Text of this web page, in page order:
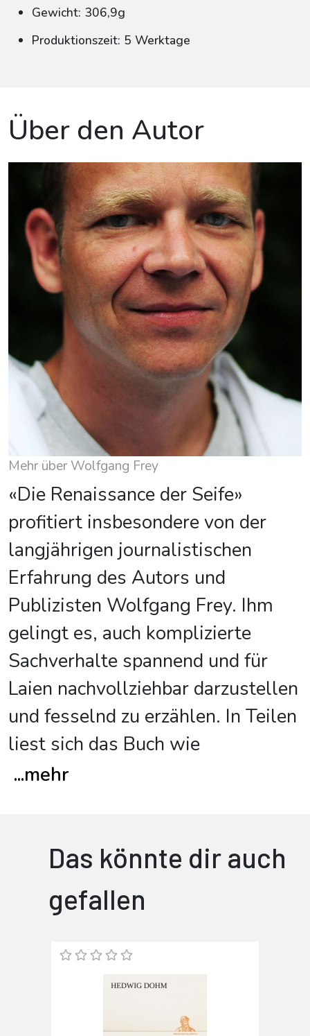
Gewicht: 306,9g
Produktionszeit: 5 Werktage
Über den Autor
Mehr über Wolfgang Frey
«Die Renaissance der Seife»
profitiert insbesondere von der
langjährigen journalistischen
Erfahrung des Autors und
Publizisten Wolfgang Frey. Ihm
gelingt es, auch komplizierte
Sachverhalte spannend und für
Laien nachvollziehbar darzustellen
und fesselnd zu erzählen. In Teilen
liest sich das Buch wie
...mehr
Das könnte dir auch
gefallen